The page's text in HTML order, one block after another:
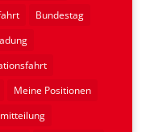
Bundestag
Meine Positionen